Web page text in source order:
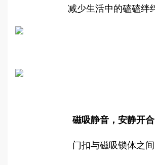
减少生活中的磕磕绊
磁吸静音，安静开合
门扣与磁吸锁体之间